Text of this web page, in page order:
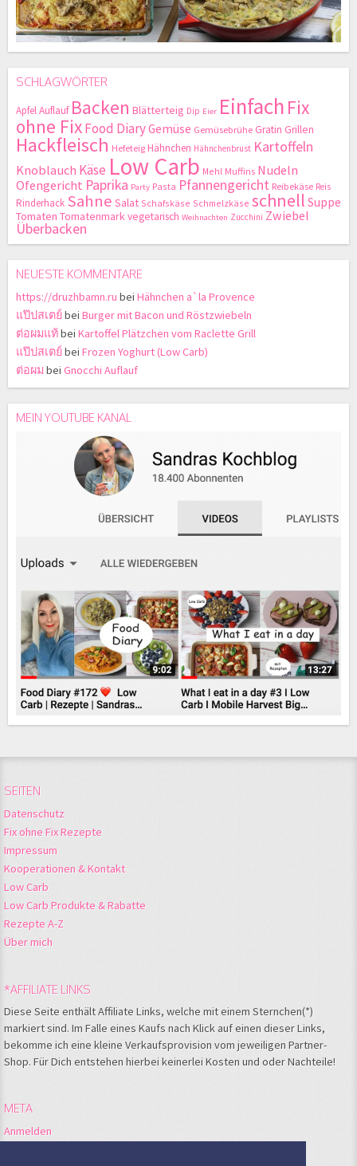
SCHLAGWÖRTER
ApfelAuflauf Backen Blätterteig Dip Eier Einfach Fix
ohne FixFood DiaryGemüse Gemüsebrühe Gratin Grillen
Hackfleisch Hefeteig Hähnchen Hähnchenbrust Kartoffeln
Knoblauch Käse Low Carb Mehl Muffins Nudeln
Ofengericht Paprika Party Pasta Pfannengericht Reibekäse Reis
Rinderhack Sahne Salat Schafskäse Schmelzkäse schnell Suppe
Tomaten Tomatenmarkvegetarisch Weihnachten Zucchini Zwiebel
Überbacken
NEUESTE KOMMENTARE
https://druzhbamn.ru bei Hähnchen a`la Provence
แป๊ปสเตย์bei Burger mit Bacon und Röstzwiebeln
ต่อผมแท้bei Kartoffel Plätzchen vom Raclette Grill
แป๊ปสเตย์bei Frozen Yoghurt (Low Carb)
ต่อผม bei Gnocchi Auflauf
MEIN YOUTUBE KANAL
SEITEN
Datenschutz
Fix ohne Fix Rezepte
Impressum
Kooperationen & Kontakt
Low Carb
Low Carb Produkte & Rabatte
Rezepte A-Z
Über mich
*AFFILIATE LINKS
Diese Seite enthält Affiliate Links, welche mit einem Sternchen(*)
markiert sind. Im Falle eines Kaufs nach Klick auf einen dieser Links,
bekomme ich eine kleine Verkaufsprovision vom jeweiligen Partner-
Shop. Für Dich entstehen hierbei keinerlei Kosten und oder Nachteile!
META
Anmelden